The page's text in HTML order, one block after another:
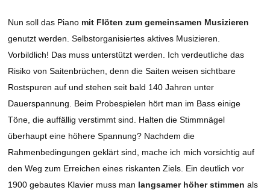
Nun soll das Piano mit Flöten zum gemeinsamen Musizieren
genutzt werden. Selbstorganisiertes aktives Musizieren.
Vorbildlich! Das muss unterstützt werden. Ich verdeutliche das
Risiko von Saitenbrüchen, denn die Saiten weisen sichtbare
Rostspuren auf und stehen seit bald 140 Jahren unter
Dauerspannung. Beim Probespielen hört man im Bass einige
Töne, die auffällig verstimmt sind. Halten die Stimmnägel
überhaupt eine höhere Spannung? Nachdem die
Rahmenbedingungen geklärt sind, mache ich mich vorsichtig auf
den Weg zum Erreichen eines riskanten Ziels. Ein deutlich vor
1900 gebautes Klavier muss man langsamer höher stimmen als